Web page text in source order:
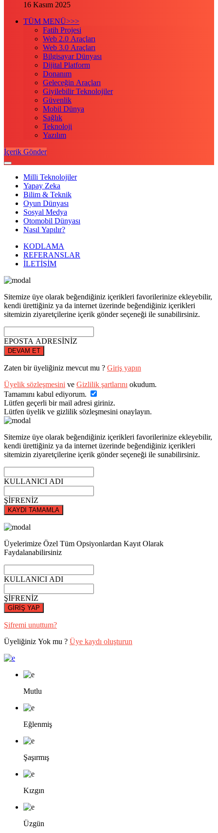
16 Kasım 2025
TÜM MENÜ>>>
Fatih Projesi
Web 2.0 Araçları
Web 3.0 Araçları
Bilgisayar Dünyası
Dijital Platform
Donanım
Geleceğin Araçları
Giyilebilir Teknolojiler
Güvenlik
Mobil Dünya
Sağlık
Teknoloji
Yazılım
İçerik Gönder
Milli Teknolojiler
Yapay Zeka
Bilim & Teknik
Oyun Dünyası
Sosyal Medya
Otomobil Dünyası
Nasıl Yapılır?
KODLAMA
REFERANSLAR
İLETİŞİM
Sitemize üye olarak beğendiğiniz içerikleri favorilerinize ekleyebilir,
kendi ürettiğiniz ya da internet üzerinde beğendiğiniz içerikleri
sitemizin ziyaretçilerine içerik gönder seçeneği ile sunabilirsiniz.
EPOSTA ADRESİNİZ
DEVAM ET
Zaten bir üyeliğiniz mevcut mu ? Giriş yapın
Üyelik sözleşmesini ve Gizlilik şartlarını okudum.
Tamamını kabul ediyorum.
Lütfen geçerli bir mail adresi giriniz.
Lütfen üyelik ve gizlilik sözleşmesini onaylayın.
Sitemize üye olarak beğendiğiniz içerikleri favorilerinize ekleyebilir,
kendi ürettiğiniz ya da internet üzerinde beğendiğiniz içerikleri
sitemizin ziyaretçilerine içerik gönder seçeneği ile sunabilirsiniz.
KULLANICI ADI
ŞİFRENİZ
KAYDI TAMAMLA
Üyelerimize Özel Tüm Opsiyonlardan Kayıt Olarak
Faydalanabilirsiniz
KULLANICI ADI
ŞİFRENİZ
GİRİŞ YAP
Şifremi unuttum?
Üyeliğiniz Yok mu ? Üye kaydı oluşturun
Mutlu
Eğlenmiş
Şaşırmış
Kızgın
Üzgün